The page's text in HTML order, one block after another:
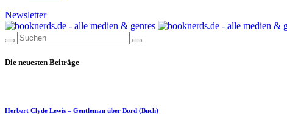
Newsletter
Die neuesten Beiträge
Herbert Clyde Lewis – Gentleman über Bord (Buch)